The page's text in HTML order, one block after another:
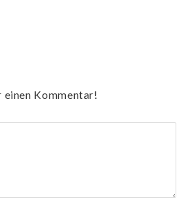
einen Kommentar!